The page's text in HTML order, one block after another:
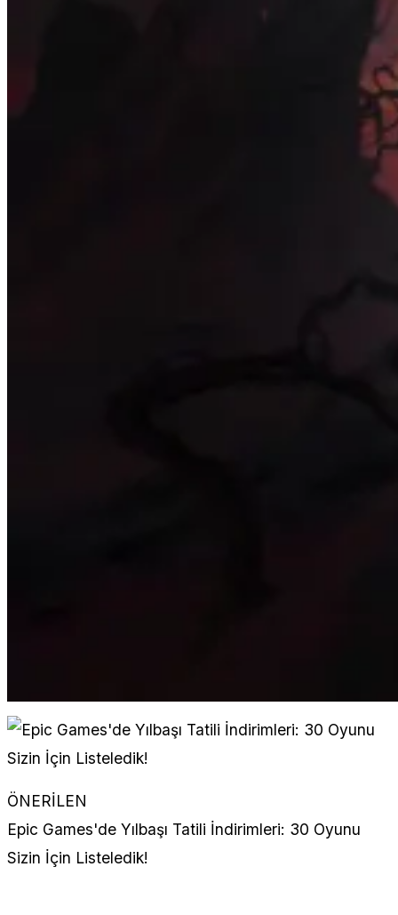
ÖNERİLEN
Epic Games'de Yılbaşı Tatili İndirimleri: 30 Oyunu
Sizin İçin Listeledik!